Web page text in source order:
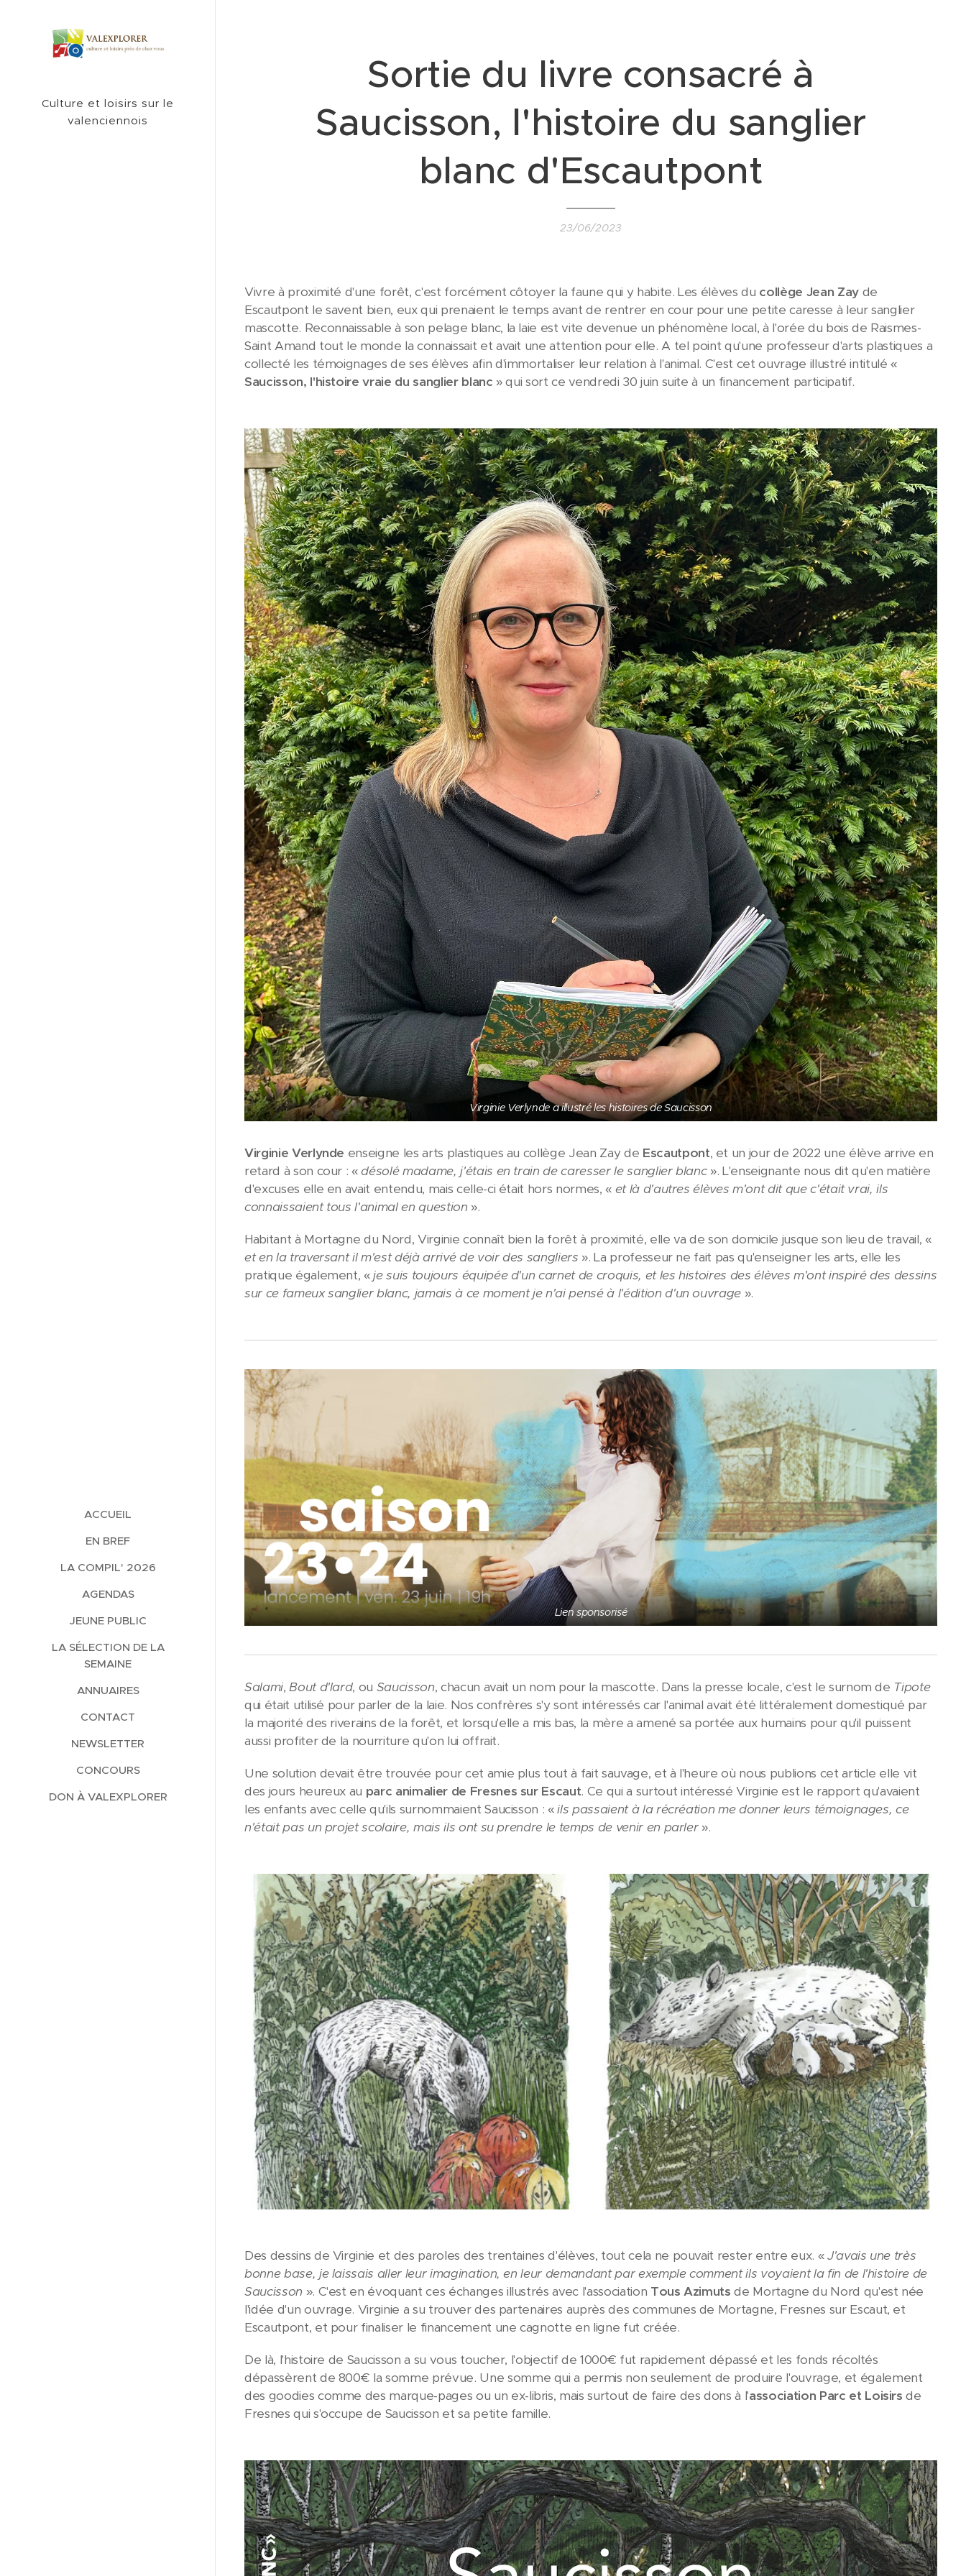
Culture et loisirs sur le
valenciennois
ACCUEIL
EN BREF
LA COMPIL' 2026
AGENDAS
JEUNE PUBLIC
LA SÉLECTION DE LA
SEMAINE
ANNUAIRES
CONTACT
NEWSLETTER
CONCOURS
DON À VALEXPLORER
Sortie du livre consacré à
Saucisson, l'histoire du sanglier
blanc d'Escautpont
23/06/2023
Vivre à proximité d'une forêt, c'est forcément côtoyer la faune qui y habite. Les élèves du collège Jean Zayde
Escautpont le savent bien, eux qui prenaient le temps avant de rentrer en cour pour une petite caresse à leur sanglier
mascotte. Reconnaissable à son pelage blanc, la laie est vite devenue un phénomène local, à l'orée du bois de Raismes-
Saint Amand tout le monde la connaissait et avait une attention pour elle. A tel point qu'une professeur d'arts plastiques a
collecté les témoignages de ses élèves afin d'immortaliser leur relation à l'animal. C'est cet ouvrage illustré intitulé «
Saucisson, l'histoire vraie du sanglier blanc » qui sort ce vendredi 30 juin suite à un financement participatif.
Virginie Verlynde a illustré les histoires de Saucisson
Virginie Verlynde enseigne les arts plastiques au collège Jean Zay de Escautpont, et un jour de 2022 une élève arrive en
retard à son cour : « désolé madame, j'étais en train de caresser le sanglier blanc ». L'enseignante nous dit qu'en matière
d'excuses elle en avait entendu, mais celle-ci était hors normes, « et là d'autres élèves m'ont dit que c'était vrai, ils
connaissaient tous l'animal en question ».
Habitant à Mortagne du Nord, Virginie connaît bien la forêt à proximité, elle va de son domicile jusque son lieu de travail, «
et en la traversant il m'est déjà arrivé de voir des sangliers ». La professeur ne fait pas qu'enseigner les arts, elle les
pratique également, «je suis toujours équipée d'un carnet de croquis, et les histoires des élèves m'ont inspiré des dessins
sur ce fameux sanglier blanc, jamais à ce moment je n'ai pensé à l'édition d'un ouvrage ».
Lien sponsorisé
Salami,Bout d'lard, ou Saucisson, chacun avait un nom pour la mascotte. Dans la presse locale, c'est le surnom de Tipote
qui était utilisé pour parler de la laie. Nos confrères s'y sont intéressés car l'animal avait été littéralement domestiqué par
la majorité des riverains de la forêt, et lorsqu'elle a mis bas, la mère a amené sa portée aux humains pour qu'il puissent
aussi profiter de la nourriture qu'on lui offrait.
Une solution devait être trouvée pour cet amie plus tout à fait sauvage, et à l'heure où nous publions cet article elle vit
des jours heureux au parc animalier de Fresnes sur Escaut. Ce qui a surtout intéressé Virginie est le rapport qu'avaient
les enfants avec celle qu'ils surnommaient Saucisson : «ils passaient à la récréation me donner leurs témoignages, ce
n'était pas un projet scolaire, mais ils ont su prendre le temps de venir en parler ».
Des dessins de Virginie et des paroles des trentaines d'élèves, tout cela ne pouvait rester entre eux. «J'avais une très
bonne base, je laissais aller leur imagination, en leur demandant par exemple comment ils voyaient la fin de l'histoire de
Saucisson ». C'est en évoquant ces échanges illustrés avec l'association Tous Azimutsde Mortagne du Nord qu'est née
l'idée d'un ouvrage. Virginie a su trouver des partenaires auprès des communes de Mortagne, Fresnes sur Escaut, et
Escautpont, et pour finaliser le financement une cagnotte en ligne fut créée.
De là, l'histoire de Saucisson a su vous toucher, l'objectif de 1000€ fut rapidement dépassé et les fonds récoltés
dépassèrent de 800€ la somme prévue. Une somme qui a permis non seulement de produire l'ouvrage, et également
des goodies comme des marque-pages ou un ex-libris, mais surtout de faire des dons à l'association Parc et Loisirs de
Fresnes qui s'occupe de Saucisson et sa petite famille.